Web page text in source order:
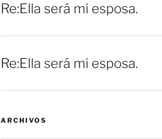
Re:Ella será mi esposa.
Re:Ella será mi esposa.
ARCHIVOS